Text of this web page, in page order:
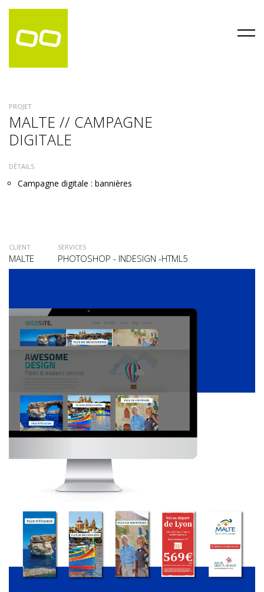
PROJET
MALTE // CAMPAGNE
DIGITALE
DÉTAILS
Campagne digitale : bannières
CLIENT
MALTE
SERVICES
PHOTOSHOP - INDESIGN -HTML5